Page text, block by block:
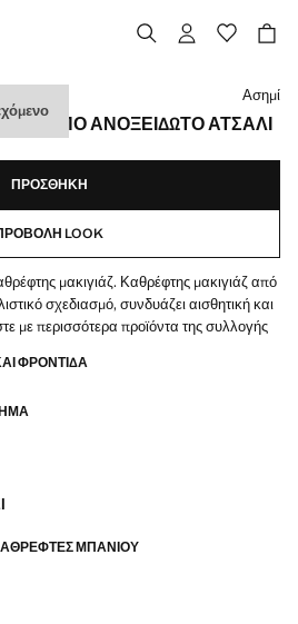
ΑΠΌ ΑΝΟΞΕΊΔΩΤΟ ΑΤΣΆΛΙ
Ασημί
ΠΡΟΣΘΉΚΗ
LOOK
μακιγιάζ. Καθρέφτης μακιγιάζ από
σχεδιασμό, συνδυάζει αισθητική και
με περισσότερα προϊόντα της συλλογής
ΦΡΟΝΤΊΔΑ
ΜΠΆΝΙΟΥ